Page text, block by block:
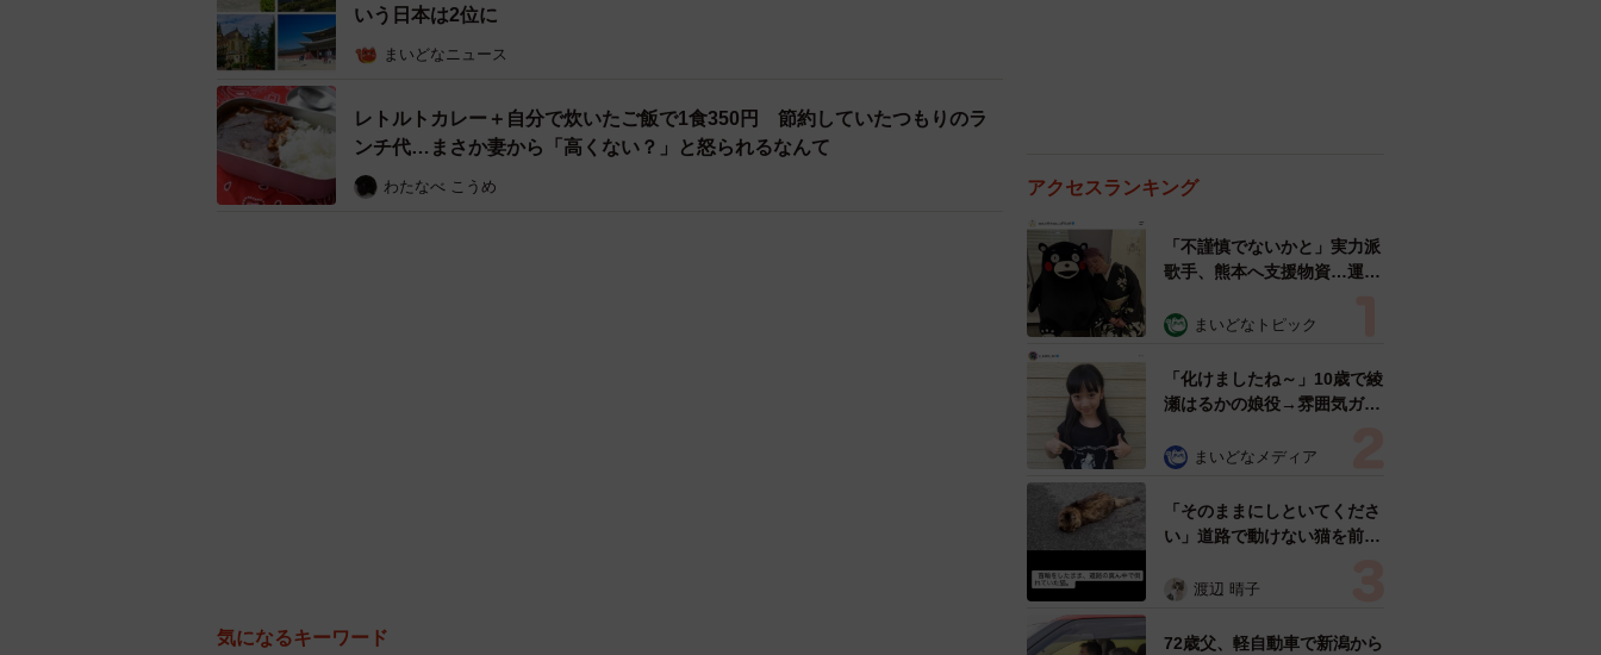
いう日本は2位に
まいどなニュース
レトルトカレー＋自分で炊いたご飯で1食350円 節約していたつもりのラ
ンチ代…まさか妻から「高くない？」と怒られるなんて
わたなべ こうめ
気になるキーワード
アクセスランキング
「不謹慎でないかと」実力派
歌手、熊本へ支援物資…運搬
めらい 「痛いほど伝わる」
まいどなトピック
「化けましたね～」10歳で綾
瀬はるかの娘役→雰囲気ガラ
雰囲気が」「宝塚に入れそ
まいどなメディア
「そのままにしといてくださ
い」道路で動けない猫を前に
ようとした4日間 「命の重
表の訴え
渡辺 晴子
72歳父、軽自動車で新潟から